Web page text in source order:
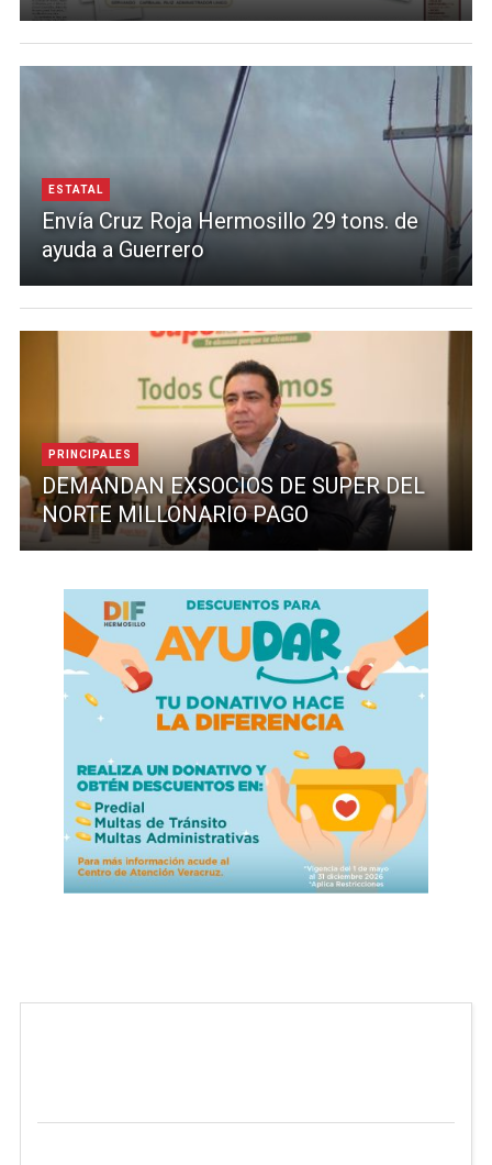
ESTATAL
Envía Cruz Roja Hermosillo 29 tons. de
ayuda a Guerrero
PRINCIPALES
DEMANDAN EXSOCIOS DE SUPER DEL
NORTE MILLONARIO PAGO